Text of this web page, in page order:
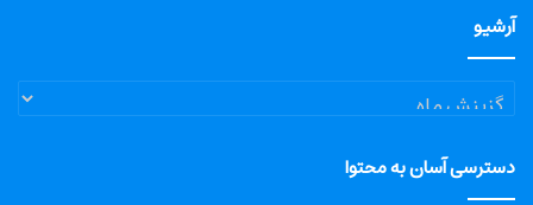
آرشیو
آرشیو
دسترسی آسان به محتوا